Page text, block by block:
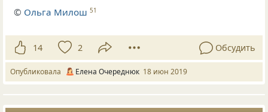
© Ольга Милош 51
14 2 Обсудить
Опубликовала Елена Очереднюк 18 июн 2019